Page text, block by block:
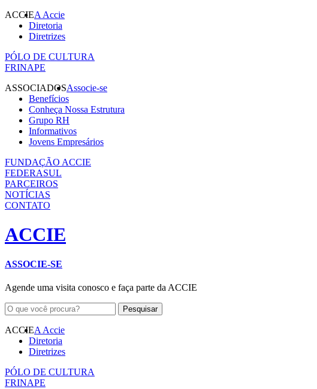
ACCIEA Accie
Diretoria
Diretrizes
PÓLO DE CULTURA
FRINAPE
ASSOCIADOSAssocie-se
Benefícios
Conheça Nossa Estrutura
Grupo RH
Informativos
Jovens Empresários
FUNDAÇÃO ACCIE
FEDERASUL
PARCEIROS
NOTÍCIAS
CONTATO
ACCIE
ASSOCIE-SE
Agende uma visita conosco e faça parte da ACCIE
ACCIEA Accie
Diretoria
Diretrizes
PÓLO DE CULTURA
FRINAPE